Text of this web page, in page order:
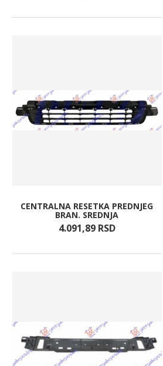
CENTRALNA RESETKA PREDNJEG
BRAN. SREDNJA
4.091,89 RSD